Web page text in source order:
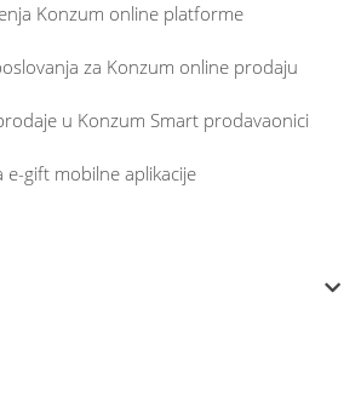
Konzum online platforme
za Konzum online prodaju
u Konzum Smart prodavaonici
e-gift mobilne aplikacije